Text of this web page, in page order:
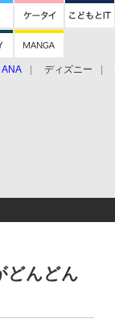
ANA ディズニー
どんどん